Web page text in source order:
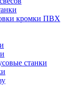
кромки ПВХ
станки